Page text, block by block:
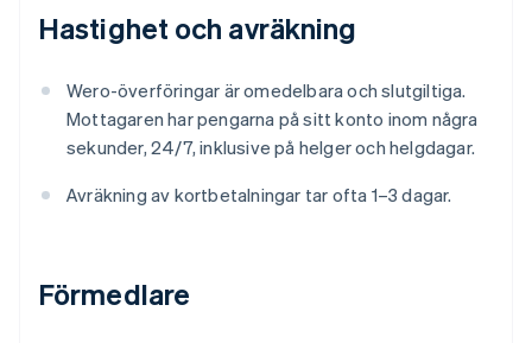
Hastighet och avräkning
Wero-överföringar är omedelbara och slutgiltiga.
Mottagaren har pengarna på sitt konto inom några
sekunder, 24/7, inklusive på helger och helgdagar.
Avräkning av kortbetalningar tar ofta 1–3 dagar.
Förmedlare